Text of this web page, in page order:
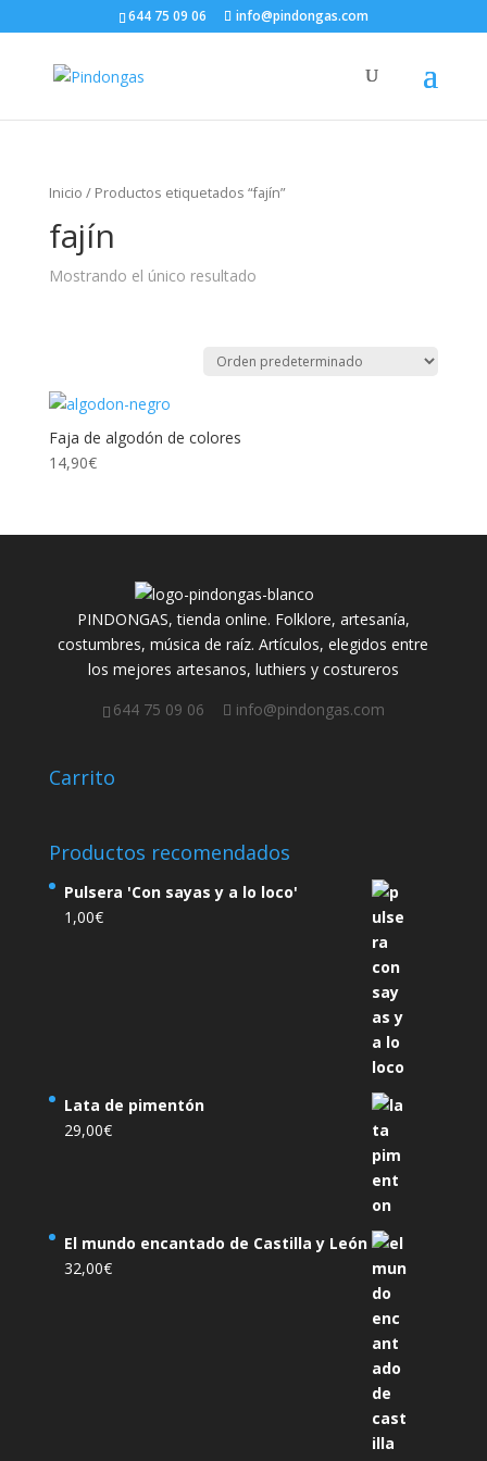
644 75 09 06 info@pindongas.com
Inicio / Productos etiquetados “fajín”
fajín
Mostrando el único resultado
Faja de algodón de colores
14,90€
PINDONGAS, tienda online. Folklore, artesanía,
costumbres, música de raíz. Artículos, elegidos entre
los mejores artesanos, luthiers y costureros
644 75 09 06
info@pindongas.com
Carrito
Productos recomendados
Pulsera 'Con sayas y a lo loco'
1,00€
Lata de pimentón
29,00€
El mundo encantado de Castilla y León
32,00€